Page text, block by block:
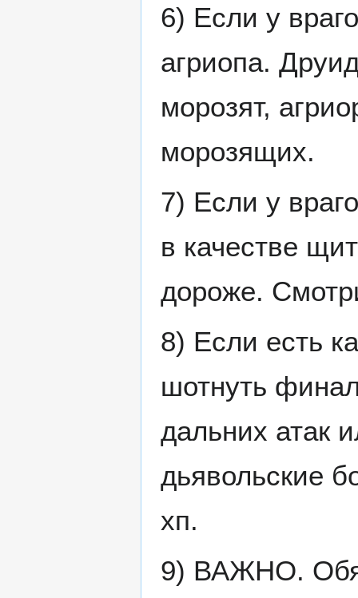
6) Если у
агриопа.
морозят,
морозящих.
7) Если у
в качестве
дороже.
8) Если есть
шотнуть
дальних атак
дьявольские
хп.
9) ВАЖНО.